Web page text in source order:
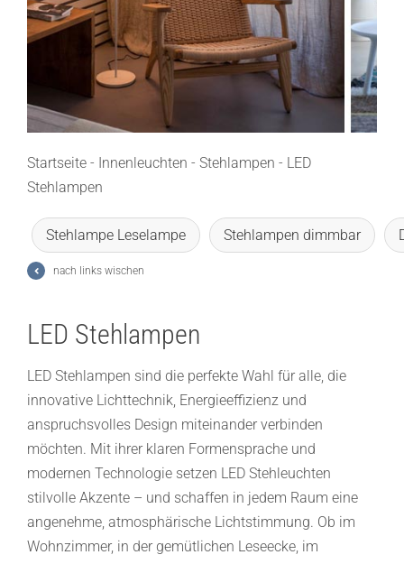
Lichtplanung
Marken
Ratgeber
Startseite- Innenleuchten - Stehlampen - LED
Stehlampen
Stehlampe Leselampe Stehlampen dimmbar
nach links wischen
LED Stehlampen
LED Stehlampen sind die perfekte Wahl für alle, die
innovative Lichttechnik, Energieeffizienz und
anspruchsvolles Design miteinander verbinden
möchten. Mit ihrer klaren Formensprache und
modernen Technologie setzen LED Stehleuchten
stilvolle Akzente – und schaffen in jedem Raum eine
angenehme, atmosphärische Lichtstimmung. Ob im
Wohnzimmer, in der gemütlichen Leseecke, im